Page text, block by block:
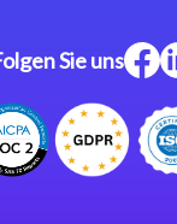
Sie uns